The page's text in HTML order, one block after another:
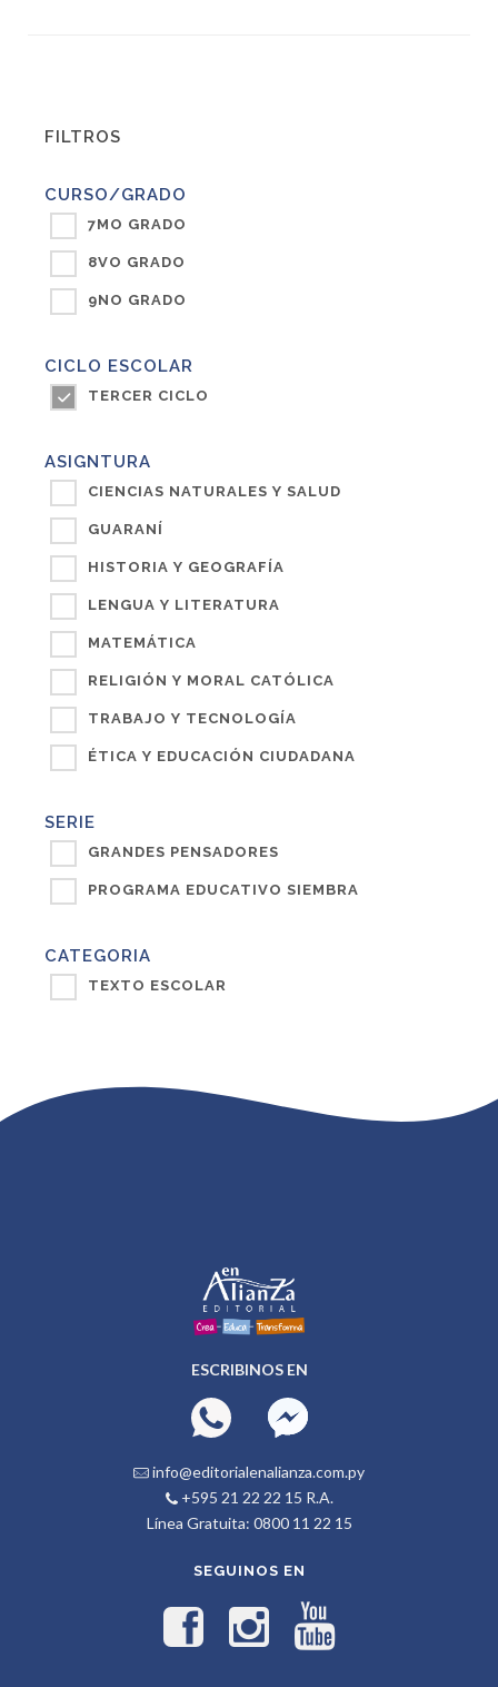
FILTROS
CURSO/GRADO
7MO GRADO
8VO GRADO
9NO GRADO
CICLO ESCOLAR
TERCER CICLO
ASIGNTURA
CIENCIAS NATURALES Y SALUD
GUARANÍ
HISTORIA Y GEOGRAFÍA
LENGUA Y LITERATURA
MATEMÁTICA
RELIGIÓN Y MORAL CATÓLICA
TRABAJO Y TECNOLOGÍA
ÉTICA Y EDUCACIÓN CIUDADANA
SERIE
GRANDES PENSADORES
PROGRAMA EDUCATIVO SIEMBRA
CATEGORIA
TEXTO ESCOLAR
ESCRIBINOS EN
info@editorialenalianza.com.py
+595 21 22 22 15 R.A.
Línea Gratuita: 0800 11 22 15
SEGUINOS EN